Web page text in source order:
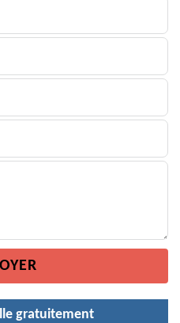
gratuitement